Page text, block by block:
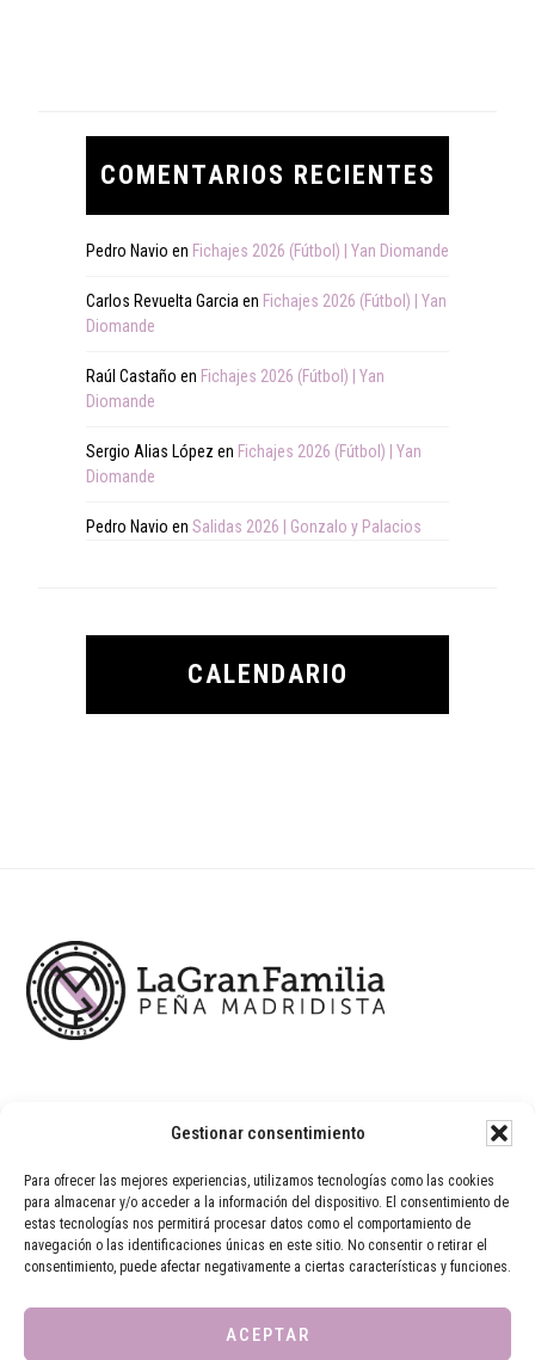
Gestionar consentimiento
Para ofrecer las mejores experiencias, utilizamos tecnologías como las cookies
para almacenar y/o acceder a la información del dispositivo. El consentimiento de
estas tecnologías nos permitirá procesar datos como el comportamiento de
navegación o las identificaciones únicas en este sitio. No consentir o retirar el
consentimiento, puede afectar negativamente a ciertas características y funciones.
ACEPTAR
COMENTARIOS RECIENTES
Pedro Navio en Fichajes 2026 (Fútbol) | Yan Diomande
Carlos Revuelta Garcia en Fichajes 2026 (Fútbol) | Yan
Diomande
Raúl Castaño en Fichajes 2026 (Fútbol) | Yan
Diomande
Sergio Alias López en Fichajes 2026 (Fútbol) | Yan
Diomande
Pedro Navio en Salidas 2026 | Gonzalo y Palacios
CALENDARIO